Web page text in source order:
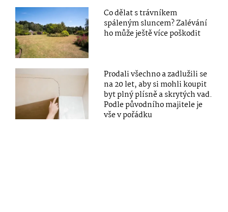
Co dělat s trávníkem
spáleným sluncem? Zalévání
ho může ještě více poškodit
Prodali všechno a zadlužili se
na 20 let, aby si mohli koupit
byt plný plísně a skrytých vad.
Podle původního majitele je
vše v pořádku